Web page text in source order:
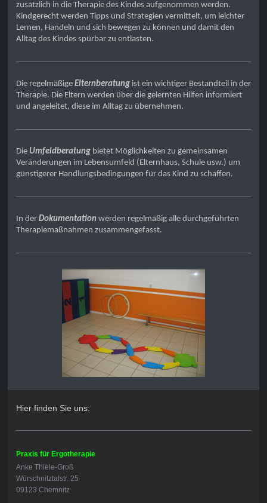
zusätzlich in die Therapie des Kindes aufgenommen werden.
Kindgerecht werden Tipps und Strategien vermittelt, um leichter
Lernen, Handeln und sich bewegen zu können und damit den
Alltag des Kindes spürbar zu entlasten.
Die regelmäßige Elternberatungist ein wichtiger Bestandteil in der
Therapie. Die Eltern werden über die gelernten Hilfen informiert
und angeleitet, diese im Alltag zu übernehmen.
Die Umfeldberatungbietet Möglichkeiten zu gemeinsamen
Veränderungen im Lebensumfeld (Elternhaus, Schule usw.) um
günstigerer Handlungsbedingungen für das Kind zu schaffen.
In der Dokumentationwerden regelmäßig alle durchgeführten
Therapiemaßnahmen zusammengefasst.
Hier finden Sie uns:
Praxis für Ergotherapie
Anke Thiele-Groß
Würschnitztalstr. 25
09123 Chemnitz